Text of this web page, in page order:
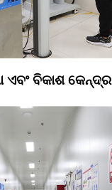
ଏବଂ ବିକାଶ କେନ୍ଦ୍ର